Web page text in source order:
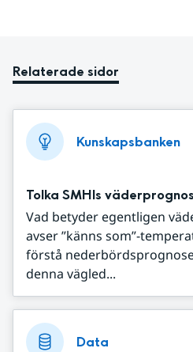
Relaterade sidor
Kunskapsbanken
Tolka SMHIs
Vad betyder egentligen
avser ”känns som”-
förstå
denna vägled...
Data